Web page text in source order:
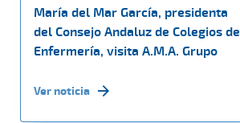
María del Mar García, presidenta
del Consejo Andaluz de Colegios de
Enfermería, visita A.M.A. Grupo
Ver noticia